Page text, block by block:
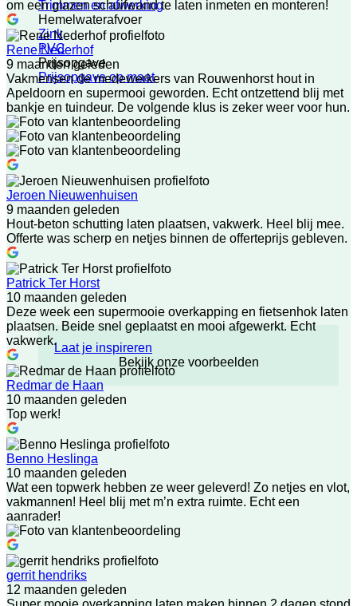
Trimmen en afwerking
Hemelwaterafvoer
Zink
PVC
Prijsopgave
Prijsopgave op maat
Laat je inspireren
Bekijk onze voorbeelden
om een glazen schuifwand te laten inmeten en monteren!
Rene Nederhof
9 maanden geleden
Vakmensen de medewerkers van Rouwenhorst hout in
Apeldoorn en supermooi geworden. Echt ontzettend blij met
bankje en tuindeur. De volgende klus is zeker weer voor hun.
Jeroen Nieuwenhuisen
9 maanden geleden
Hout-beton schutting laten plaatsen, vakwerk. Heel blij mee.
Offerte was scherp en netjes binnen de offerteprijs gebleven.
Patrick Ter Horst
10 maanden geleden
Deze week een supermooie overkapping en fietsenhok laten
plaatsen. Beide snel geplaatst en mooi afgewerkt. Echt
vakwerk.
Redmar de Haan
10 maanden geleden
Top werk!
Benno Heslinga
10 maanden geleden
Wat een topwerk hebben ze weer geleverd! Zo netjes en vlot,
vakmannen! Heel blij met m’n extra ruimte. Echt een
aanrader!
gerrit hendriks
12 maanden geleden